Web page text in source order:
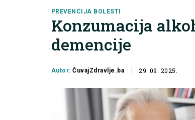
PREVENCIJA BOLESTI
Konzumacija
demencije
Autor:ČuvajZdravlje.ba 29. 09. 2025.